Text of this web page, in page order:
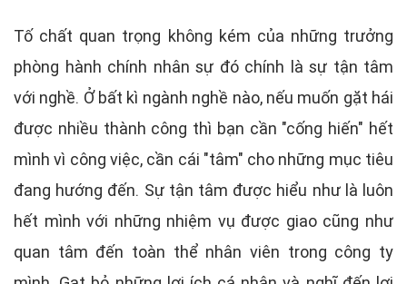
Tố chất quan trọng không kém của những trưởng
phòng hành chính nhân sự đó chính là sự tận tâm
với nghề. Ở bất kì ngành nghề nào, nếu muốn gặt hái
được nhiều thành công thì bạn cần "cống hiến" hết
mình vì công việc, cần cái "tâm" cho những mục tiêu
đang hướng đến. Sự tận tâm được hiểu như là luôn
hết mình với những nhiệm vụ được giao cũng như
quan tâm đến toàn thể nhân viên trong công ty